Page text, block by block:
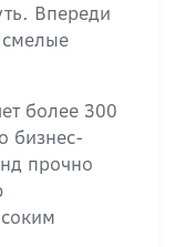
Впереди
более 300
бизнес-
прочно